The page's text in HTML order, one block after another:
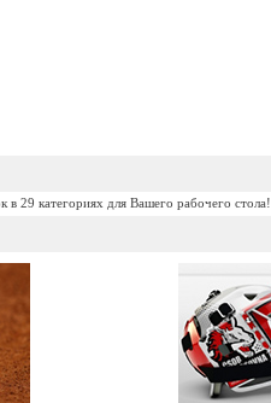
в 29 категориях для Вашего рабочего стола!